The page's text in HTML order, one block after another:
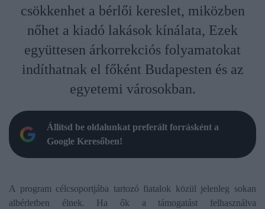
csökkenhet a bérlői kereslet, miközben
nőhet a kiadó lakások kínálata, Ezek
együttesen árkorrekciós folyamatokat
indíthatnak el főként Budapesten és az
egyetemi városokban.
Állítsd be oldalunkat preferált forrásként a
Google Keresőben!
A program célcsoportjába tartozó fiatalok közül jelenleg sokan
albérletben élnek. Ha ők a támogatást felhasználva